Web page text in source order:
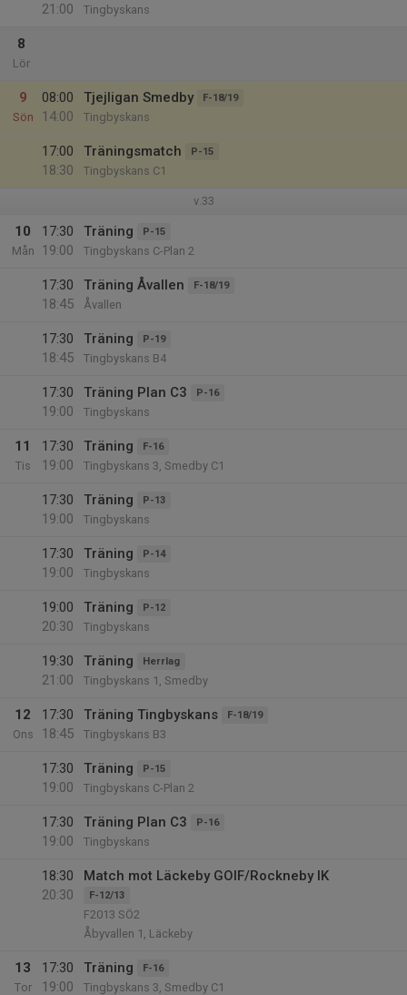
21:00
Tingbyskans
8
Lör
9
Sön
08:00
14:00
Tjejligan Smedby F-18/19
Tingbyskans
17:00
18:30
Träningsmatch P-15
Tingbyskans C1
v.33
10
Mån
17:30
19:00
Träning P-15
Tingbyskans C-Plan 2
17:30
18:45
Träning Åvallen F-18/19
Åvallen
17:30
18:45
Träning P-19
Tingbyskans B4
17:30
19:00
Träning Plan C3 P-16
Tingbyskans
11
Tis
17:30
19:00
Träning F-16
Tingbyskans 3, Smedby C1
17:30
19:00
Träning P-13
Tingbyskans
17:30
19:00
Träning P-14
Tingbyskans
19:00
20:30
Träning P-12
Tingbyskans
19:30
21:00
Träning Herrlag
Tingbyskans 1, Smedby
12
Ons
17:30
18:45
Träning Tingbyskans F-18/19
Tingbyskans B3
17:30
19:00
Träning P-15
Tingbyskans C-Plan 2
17:30
19:00
Träning Plan C3 P-16
Tingbyskans
18:30
20:30
Match mot Läckeby GOIF/Rockneby IK
F-12/13
F2013 SÖ2
Åbyvallen 1, Läckeby
13
Tor
17:30
19:00
Träning F-16
Tingbyskans 3, Smedby C1